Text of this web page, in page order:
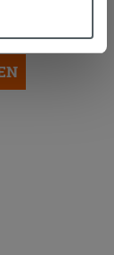
einigen
Sie auf
Surfen erst